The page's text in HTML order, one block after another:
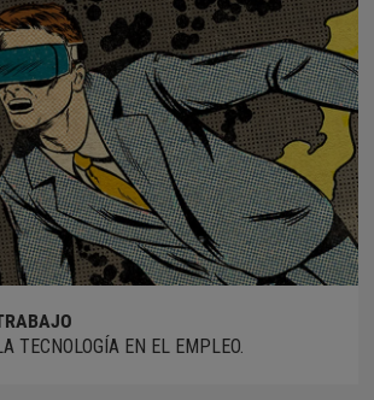
TECNOLOGÍA EN EL EMPLEO.